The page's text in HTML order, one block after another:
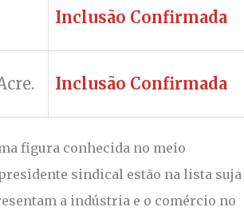
Inclusão Confirmada
Inclusão Confirmada
figura conhecida no meio
sindical estão na lista suja
a indústria e o comércio no